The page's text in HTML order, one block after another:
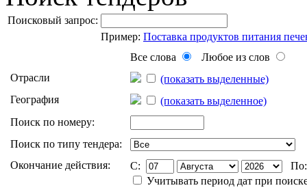
Поисковый запрос:
Пример: Поставка продуктов питания
Все слова
Любое из слов
Отрасли
(показать выделенные)
География
(показать выделенное)
Поиск по номеру:
Поиск по типу тендера:
Окончание действия:
C:
Учитывать период дат при